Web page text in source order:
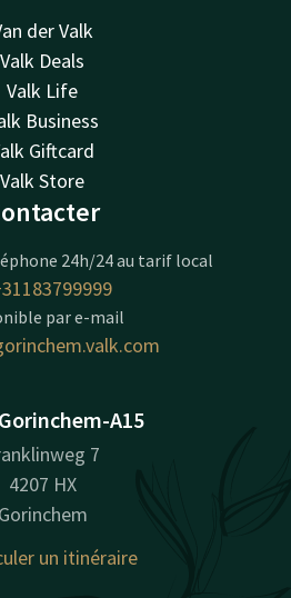
der Valk
Valk Deals
Valk Life
Business
Giftcard
Valk Store
24h/24 au tarif local
par e-mail
A15
7
4207 HX
Gorinchem
un itinéraire